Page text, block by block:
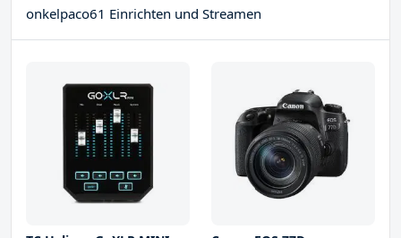
onkelpaco61 Einrichten und Streamen